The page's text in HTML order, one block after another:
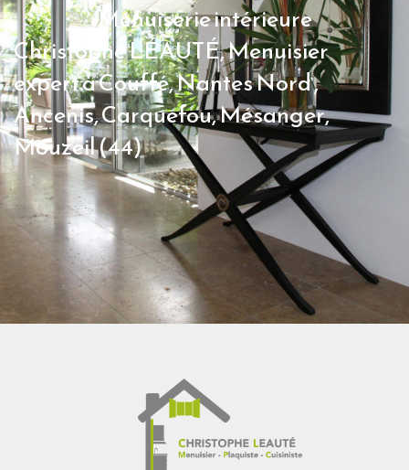
Menuiserie intérieure
Christophe LÉAUTÉ, Menuisier
expert à Couffé, Nantes Nord ,
Ancenis, Carquefou, Mésanger,
Mouzeil (44)